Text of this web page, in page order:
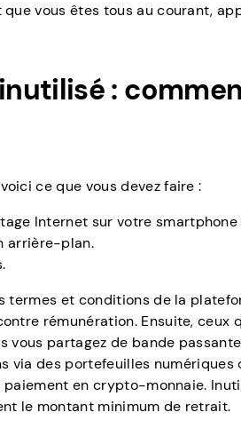
que vous êtes tous au courant,
:
ce que vous devez faire :
Internet sur votre
arrière-plan.
termes et conditions de la
rémunération. Ensuite, ceux
vous partagez de bande
via des portefeuilles numériques
en crypto-monnaie.
le montant minimum de retrait.